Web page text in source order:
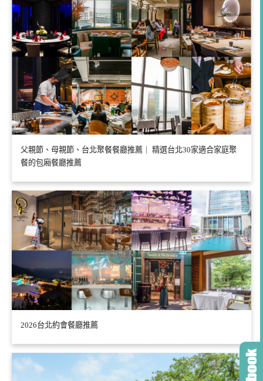
父親節、母親節、台北聚餐餐廳推薦｜ 精選台北30家適合家庭聚
餐的包廂餐廳推薦
2026台北約會餐廳推薦